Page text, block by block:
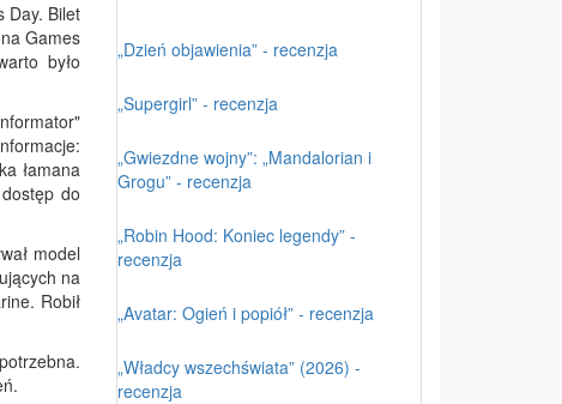
Day. Bilet
Games
było
łamana
do
model
na
Robił
„Dzień objawienia” - recenzja
„Supergirl” - recenzja
„Gwiezdne wojny”: „Mandalorian i
Grogu” - recenzja
„Robin Hood: Koniec legendy” -
recenzja
„Avatar: Ogień i popiół” - recenzja
„Władcy wszechświata” (2026) -
recenzja